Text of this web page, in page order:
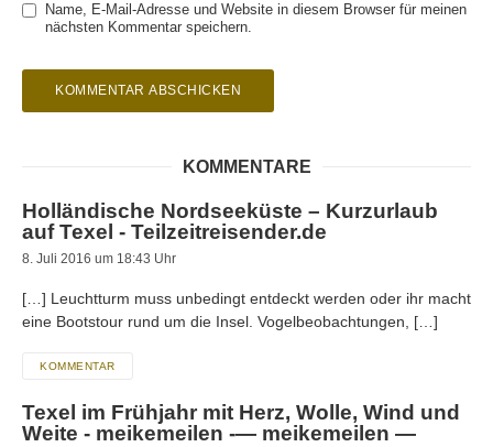
Name, E-Mail-Adresse und Website in diesem Browser für meinen
nächsten Kommentar speichern.
KOMMENTARE
Holländische Nordseeküste – Kurzurlaub
auf Texel - Teilzeitreisender.de
8. Juli 2016 um 18:43 Uhr
[…] Leuchtturm muss unbedingt entdeckt werden oder ihr macht
eine Bootstour rund um die Insel. Vogelbeobachtungen, […]
KOMMENTAR
Texel im Frühjahr mit Herz, Wolle, Wind und
Weite - meikemeilen -— meikemeilen —